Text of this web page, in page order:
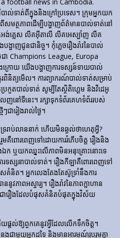
ាល់ទាត់​ពី​ក្នុង​និង​ក្រៅ​ប្រទេស។ ក្រុមអ្នកយក
មត្ថភាពដើម្បីបង្ហាញព័ត៌មានបាល់ទាត់នៅ
គអង់គ្លេស លីគអ៊ីតាលី លីគអេស្ប៉ាញ លីគ
ហាញជូនជានិច្ច។ កុំភ្លេចរឿងរ៉ាវនៃបាល់
ា Champions League, Europa
រោយ យើងបង្ហាញការទស្សន៍ទាយបាល់
និត្យមើល។ ការព្យាករណ៍បាល់ទាត់សម្រាប់
រកួតបាល់ទាត់ សូម្បីតែស្ថិតិហ្គេម និងវីដេអូ
នៅទីនេះ។ រក្សាទុកទំព័រគេហទំព័ររបស់
ារៀងរាល់ថ្ងៃ។
រាប់​លាន​នាក់ ហើយ​មិន​ឆ្ងល់​ថា​ហេតុអ្វី?
គឺ​ពោរពេញ​ទៅ​ដោយ​ការ​រំភើប​ចិត្ត រឿង​និង​
ក ឬយកឈ្នះលើភាពមិនអនុគ្រោះនោះទេ
ការទស្សនាបាល់ទាត់។ រឿង​កីឡា​គឺ​ពោរពេញ​ទៅ​
គំនិត។ អ្នកលេងតែងតែស៊ូទ្រាំនឹងការ
ភាពអស្ចារ្យ។ រឿងរ៉ាវនៃភាពក្លាហាន
ជារឿងដែលបំផុសគំនិតបំផុតក្នុងវិស័យ
ផ្តល់ឱ្យពួកគេនូវអ្វីដែលលើកទឹកចិត្ត។
ជាមួយអ្នកដទៃ និងមានអារម្មណ៍រួបរួមគ្នា